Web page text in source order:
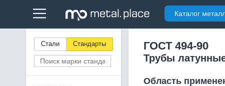
Каталог
Стали Стандарты ГОСТ 494-90
Трубы
Область